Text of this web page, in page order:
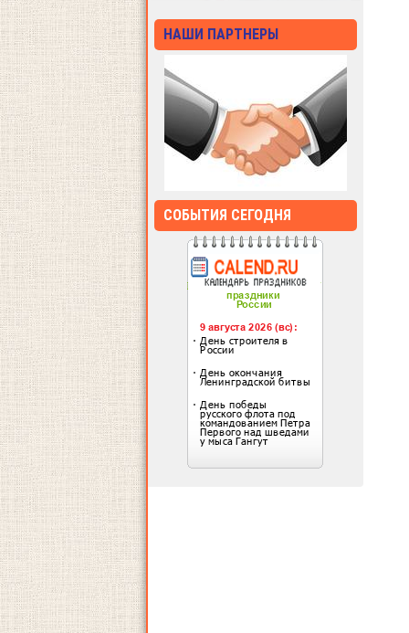
НАШИ ПАРТНЕРЫ
СОБЫТИЯ СЕГОДНЯ